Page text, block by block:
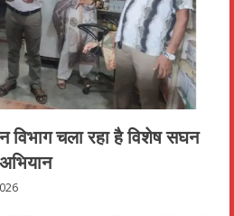
विभाग चला रहा है विशेष सघन